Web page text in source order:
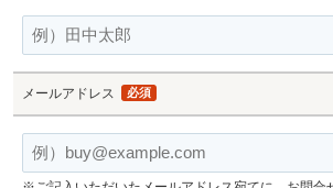
メールアドレス 必須